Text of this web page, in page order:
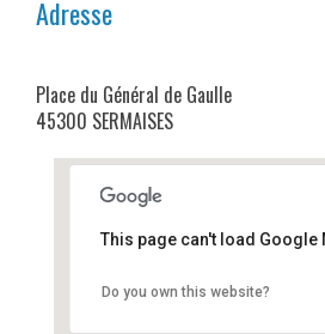
Adresse
Place du Général de Gaulle
45300 SERMAISES
Place du Général de Gaulle
This page can't load Google
Do you own this website?